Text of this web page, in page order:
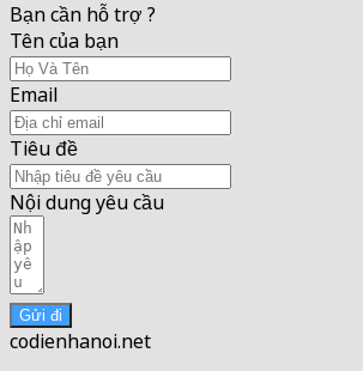
Bạn cần hỗ trợ ?
Tên của bạn
Email
Tiêu đề
Nội dung yêu cầu
Gửi đi
codienhanoi.net